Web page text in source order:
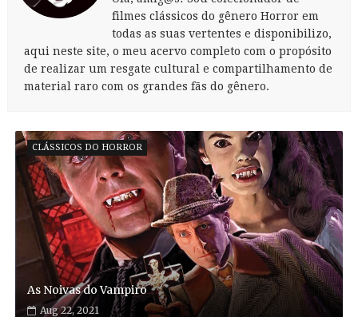
filmes clássicos do gênero Horror em
todas as suas vertentes e disponibilizo,
aqui neste site, o meu acervo completo com o propósito
de realizar um resgate cultural e compartilhamento de
material raro com os grandes fãs do gênero.
CLÁSSICOS DO HORROR
As Noivas do Vampiro
Aug 22, 2021